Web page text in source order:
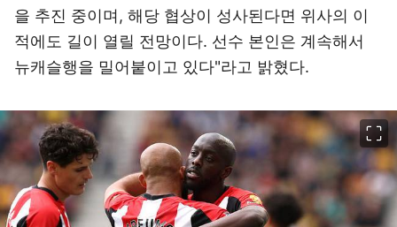
을 추진 중이며, 해당 협상이 성사된다면 위사의 이
적에도 길이 열릴 전망이다. 선수 본인은 계속해서
뉴캐슬행을 밀어붙이고 있다"라고 밝혔다.